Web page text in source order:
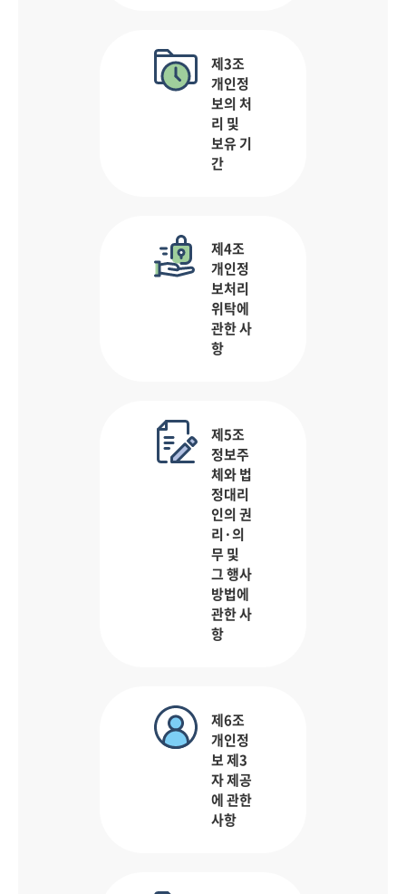
제3조
개인정
보의 처
리 및
보유 기
간
제4조
개인정
보처리
위탁에
관한 사
항
제5조
정보주
체와 법
정대리
인의 권
리·의
무 및
그 행사
방법에
관한 사
항
제6조
개인정
보 제3
자 제공
에 관한
사항